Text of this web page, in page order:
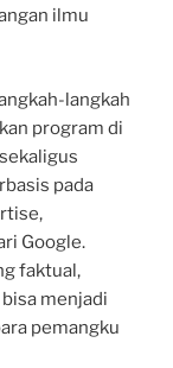
ilmu
langkah
program di
pada
Google.
faktual,
menjadi
pemangku